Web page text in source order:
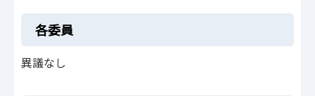
各委員
異議なし